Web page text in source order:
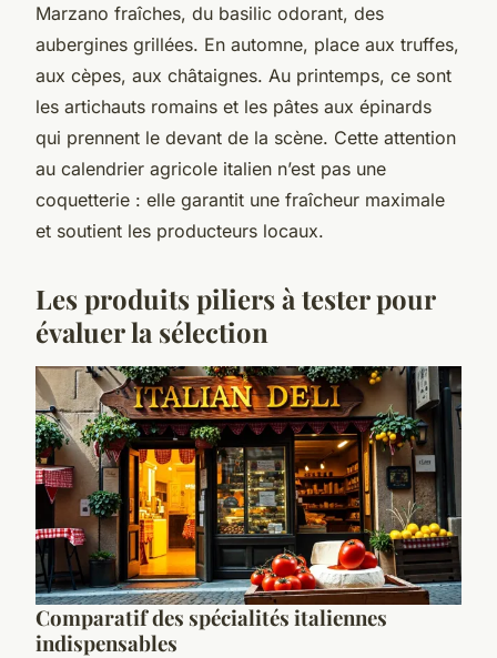
Marzano fraîches, du basilic odorant, des
aubergines grillées. En automne, place aux truffes,
aux cèpes, aux châtaignes. Au printemps, ce sont
les artichauts romains et les pâtes aux épinards
qui prennent le devant de la scène. Cette attention
au calendrier agricole italien n’est pas une
coquetterie : elle garantit une fraîcheur maximale
et soutient les producteurs locaux.
Les produits piliers à tester pour
évaluer la sélection
Comparatif des spécialités italiennes
indispensables